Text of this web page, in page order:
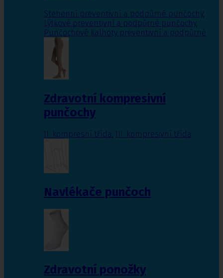
Stehenní preventivní a podpůrné punčochy,
Lýtkové preventivní a podpůrné punčochy,
Punčochové kalhoty preventivní a podpůrné
Zdravotní kompresivní
punčochy
II. kompresní třída III. kompresivní třída
Navlékače punčoch
Zdravotní ponožky